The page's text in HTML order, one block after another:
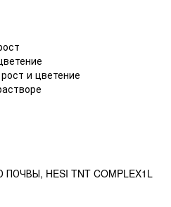
и цветение
HESI TNT COMPLEX1L